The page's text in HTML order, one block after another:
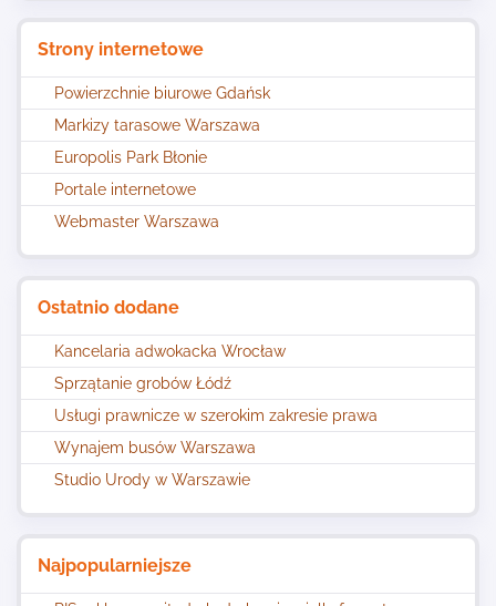
Strony internetowe
Powierzchnie biurowe Gdańsk
Markizy tarasowe Warszawa
Europolis Park Błonie
Portale internetowe
Webmaster Warszawa
Ostatnio dodane
Kancelaria adwokacka Wrocław
Sprzątanie grobów Łódź
Usługi prawnicze w szerokim zakresie prawa
Wynajem busów Warszawa
Studio Urody w Warszawie
Najpopularniejsze